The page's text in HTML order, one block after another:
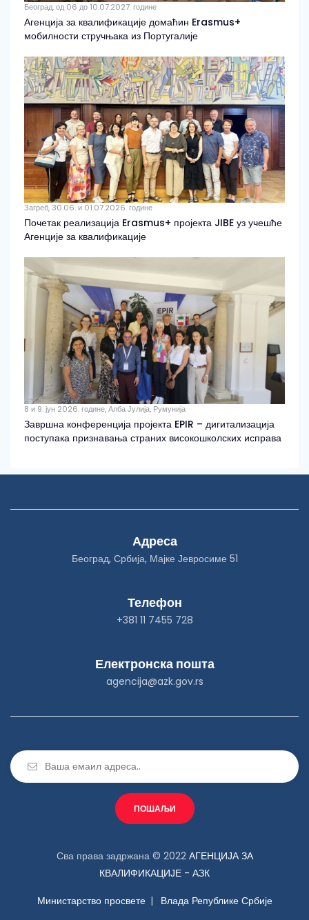
Београд, од 06 до 10.07.2027. године
Агенција за квалификације домаћин Erasmus+
мобилности стручњака из Португалије
Загреб, 30.06. и 01.07.2026. године
Почетак реализација Erasmus+ пројекта JIBE уз учешће
Агенције за квалификације
8 и 9. јун 2026. године, Алба Јулија, Румунија
Завршна конференција пројекта EPIR – дигитализација
поступака признавања страних високошколских исправа
Адреса
Београд, Србија, Мајке Јевросиме 51
Телефон
+381 11 7455 728
Електронска пошта
agencija@azk.gov.rs
Сва права задржана © 2022 АГЕНЦИЈА ЗА
КВАЛИФИКАЦИЈЕ - АЗК
Министарство просвете
Влада Републике Србије